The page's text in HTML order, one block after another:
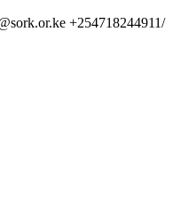
+254718244911/